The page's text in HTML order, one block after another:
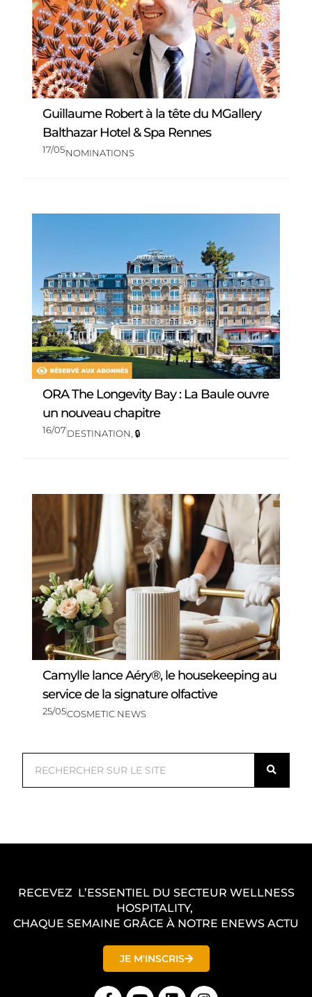
Guillaume Robert à la tête du MGallery
Balthazar Hotel & Spa Rennes
17/05NOMINATIONS
ORA The Longevity Bay : La Baule ouvre
un nouveau chapitre
16/07DESTINATION, 🔒
Camylle lance Aéry®, le housekeeping au
service de la signature olfactive
25/05COSMETIC NEWS
h
r
RECEVEZ L’ESSENTIEL DU SECTEUR WELLNESS
HOSPITALITY,
CHAQUE SEMAINE GRÂCE À NOTRE ENEWS ACTU
JE M'INSCRIS
F Y L I